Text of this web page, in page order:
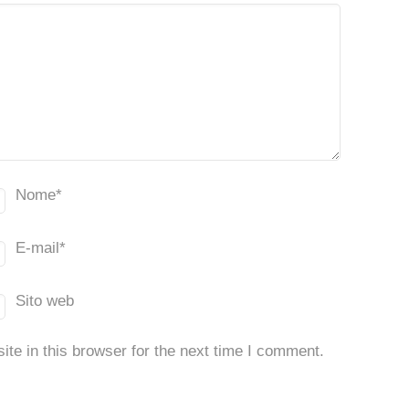
Nome*
E-mail *
Sito web
in this browser for the next time I comment.